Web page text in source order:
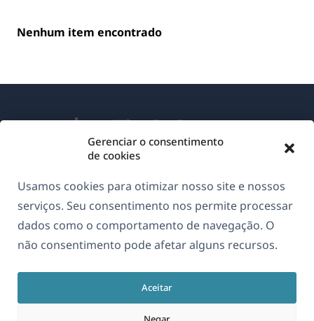
Gerenciar o consentimento
de cookies
Usamos cookies para otimizar nosso site e nossos
serviços. Seu consentimento nos permite processar
dados como o comportamento de navegação. O
não consentimento pode afetar alguns recursos.
Aceitar
Nenhum item encontrado
Português
GDPR & Política de Privacidade
Junte-se à nossa equipe(abre
em
janela)
em
uma
nova
em
uma
nova
(abre
em
nova